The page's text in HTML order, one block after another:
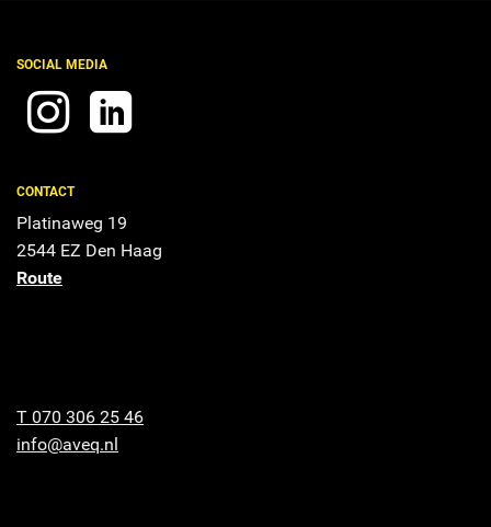
SOCIAL MEDIA
CONTACT
Platinaweg 19
2544 EZ Den Haag
Route
T 070 306 25 46
info@aveq.nl